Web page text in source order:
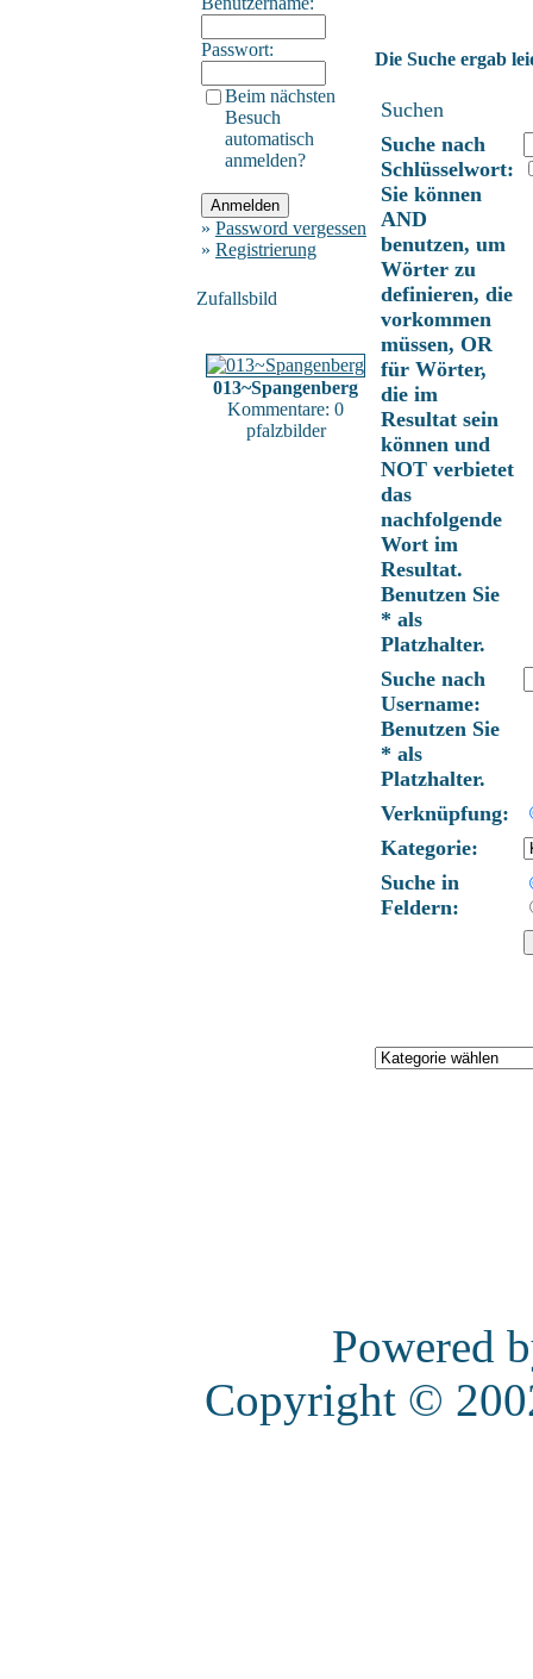
Passwort:
Beim nächsten
Besuch
automatisch
anmelden?
» Password vergessen
» Registrierung
Zufallsbild
013~Spangenberg
Kommentare: 0
pfalzbilder
Die Suche ergab
Suchen
Suche nach
Schlüsselwort:
Sie können
AND
benutzen, um
Wörter zu
definieren, die
vorkommen
müssen, OR
für Wörter,
die im
Resultat sein
können und
NOT verbietet
das
nachfolgende
Wort im
Resultat.
Benutzen Sie
* als
Platzhalter.
Suche nach
Username:
Benutzen Sie
* als
Platzhalter.
Verknüpfung:
Kategorie:
Suche in
Feldern:
Powered
Copyright ©